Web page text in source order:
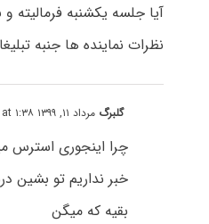
آیا جلسه یکشنبه فرمالیته
نظرات نماینده ها جنبه
گلبرگ مرداد ۱۱, ۱۳۹۹ at ۱:۳۸ ق٫ظ
چرا اینجوری استرس
خبر نداریم تو بشین
بقیه که میگن